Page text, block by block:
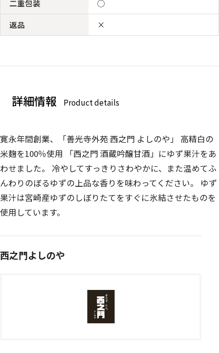
二重包装
◯
返品
×
詳細情報 Product details
寛永年間創業、「善光寺外苑 西之門 よしのや」 高精白の
米麹を100％使用 「西之門 酒蔵吟醸甘酒」にゆず果汁をあ
わせました。 冷やしてすっきりさわやかに、また温めてふ
んわりのぼるゆずの上品な香りを味わってください。 ゆず
果汁は宮崎産ゆずのしぼりたてをすぐに氷結させたものを
使用しています。
西之門よしのや